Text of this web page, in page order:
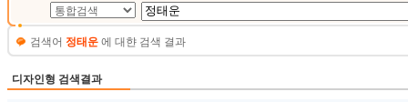
검색어 정태운 에 대햔 검색 결과
디자인형 검색결과